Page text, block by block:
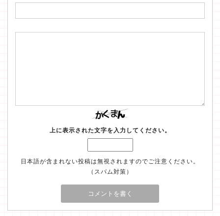
上に表示された文字を入力してください。
日本語が含まれない投稿は無視されますのでご注意ください。
（スパム対策）